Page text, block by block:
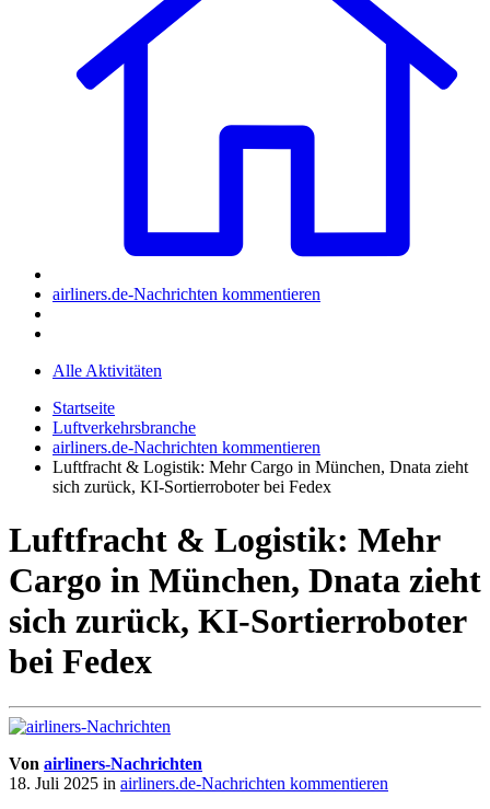
airliners.de-Nachrichten kommentieren
Alle Aktivitäten
Startseite
Luftverkehrsbranche
airliners.de-Nachrichten kommentieren
Luftfracht & Logistik: Mehr Cargo in München, Dnata zieht
sich zurück, KI-Sortierroboter bei Fedex
Luftfracht & Logistik: Mehr
Cargo in München, Dnata zieht
sich zurück, KI-Sortierroboter
bei Fedex
Von airliners-Nachrichten
18. Juli 2025 in airliners.de-Nachrichten kommentieren